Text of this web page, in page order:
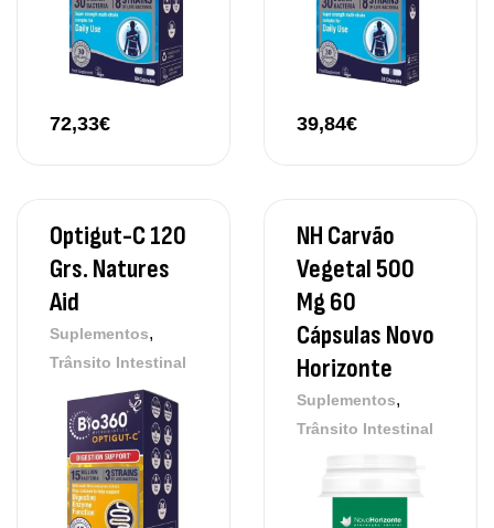
72,33€ 39,84€
Optigut-C 120
Grs. Natures
Aid
Suplementos,
Trânsito Intestinal
NH Carvão
Vegetal 500
Mg 60
Cápsulas Novo
Horizonte
Suplementos,
Trânsito Intestinal